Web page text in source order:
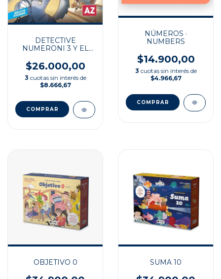
DETECTIVE
NUMERONI 3 Y EL
PARÍS
$26.000,00
3 cuotas sin interés de
$8.666,67
NÚMEROS ·
NUMBERS
$14.900,00
3 cuotas sin interés de
$4.966,67
OBJETIVO 0 SUMA 10